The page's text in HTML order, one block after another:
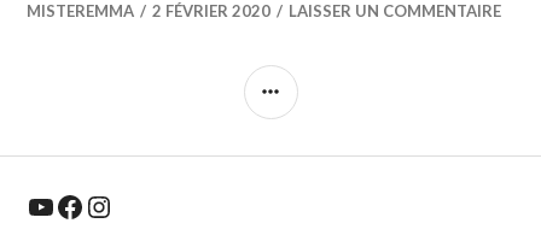
MISTEREMMA 2 FÉVRIER 2020 LAISSER UN COMMENTAIRE
COLONNE
YouTube Facebook Instagram